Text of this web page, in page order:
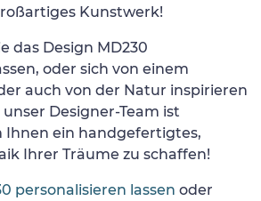
Kunstwerk!
das Design MD230
oder sich von einem
auch von der Natur inspirieren
Designer-Team ist
Ihnen ein handgefertigtes,
Ihrer Träume zu schaffen!
personalisieren lassen oder